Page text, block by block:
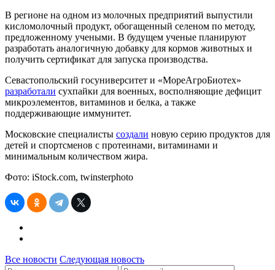
В регионе на одном из молочных предприятий выпустили
кисломолочный продукт, обогащенный селеном по методу,
предложенному учеными. В будущем ученые планируют
разработать аналогичную добавку для кормов животных и
получить сертификат для запуска производства.
Севастопольский госуниверситет и «МореАгроБиотех»
разработали сухпайки для военных, восполняющие дефицит
микроэлементов, витаминов и белка, а также
поддерживающие иммунитет.
Московские специалисты создали новую серию продуктов для
детей и спортсменов с протеинами, витаминами и
минимальным количеством жира.
Фото: iStock.com, twinsterphoto
Все новости Следующая новость